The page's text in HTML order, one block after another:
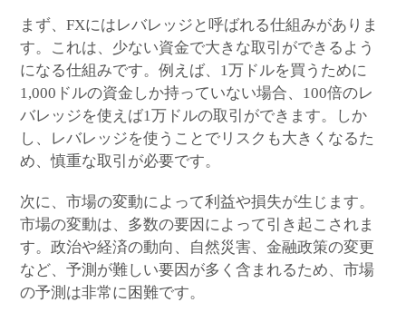
まず、FXにはレバレッジと呼ばれる仕組みがありま
す。これは、少ない資金で大きな取引ができるよう
になる仕組みです。例えば、1万ドルを買うために
1,000ドルの資金しか持っていない場合、100倍のレ
バレッジを使えば1万ドルの取引ができます。しか
し、レバレッジを使うことでリスクも大きくなるた
め、慎重な取引が必要です。
次に、市場の変動によって利益や損失が生じます。
市場の変動は、多数の要因によって引き起こされま
す。政治や経済の動向、自然災害、金融政策の変更
など、予測が難しい要因が多く含まれるため、市場
の予測は非常に困難です。